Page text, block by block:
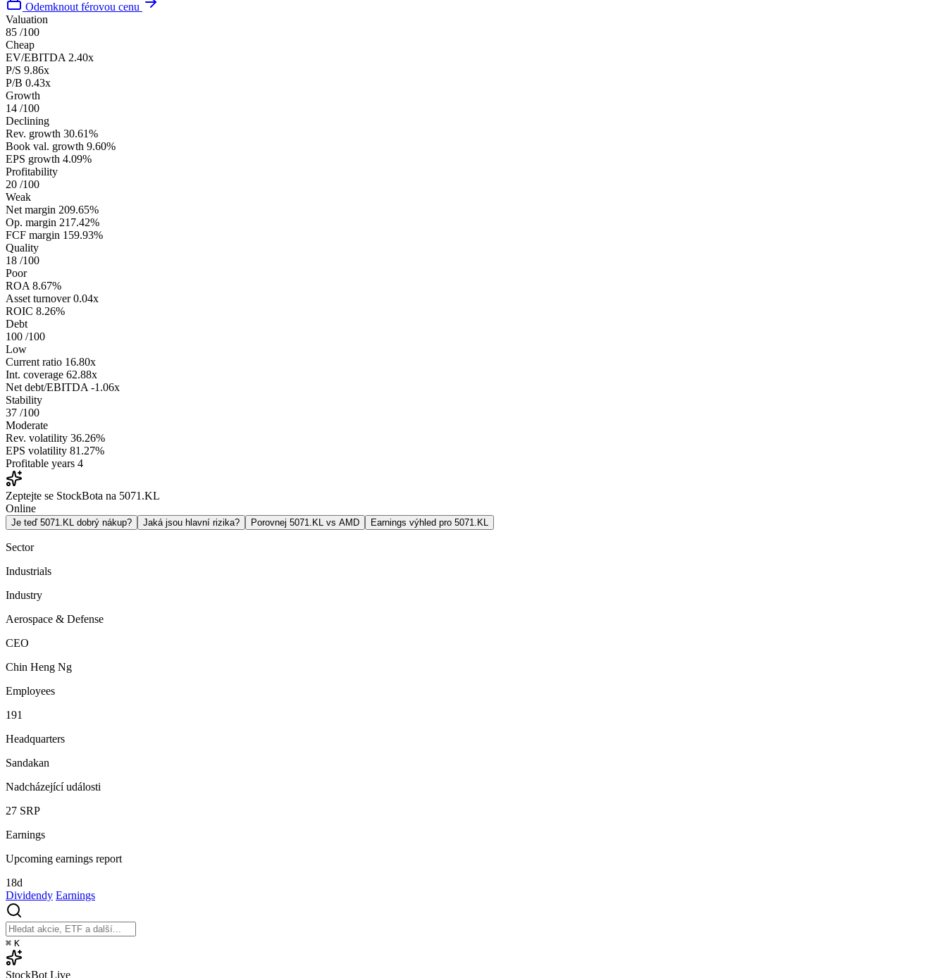
Odemknout férovou cenu
Valuation
85 /100
Cheap
EV/EBITDA 2.40x
P/S 9.86x
P/B 0.43x
Growth
14 /100
Declining
Rev. growth 30.61%
Book val. growth 9.60%
EPS growth 4.09%
Profitability
20 /100
Weak
Net margin 209.65%
Op. margin 217.42%
FCF margin 159.93%
Quality
18 /100
Poor
ROA 8.67%
Asset turnover 0.04x
ROIC 8.26%
Debt
100 /100
Low
Current ratio 16.80x
Int. coverage 62.88x
Net debt/EBITDA -1.06x
Stability
37 /100
Moderate
Rev. volatility 36.26%
EPS volatility 81.27%
Profitable years 4
Zeptejte se StockBota na 5071.KL
Online
Je teď 5071.KL dobrý nákup? Jaká jsou hlavní rizika? Porovnej 5071.KL vs AMD Earnings výhled pro 5071.KL
Sector
Industrials
Industry
Aerospace & Defense
CEO
Chin Heng Ng
Employees
191
Headquarters
Sandakan
Nadcházející události
27 SRP
Earnings
Upcoming earnings report
18d
Dividendy Earnings
⌘ K
StockBot Live